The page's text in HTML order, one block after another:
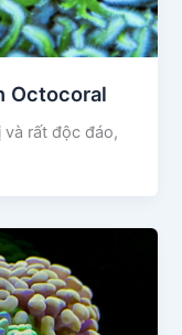
Octocoral
và rất độc đáo,